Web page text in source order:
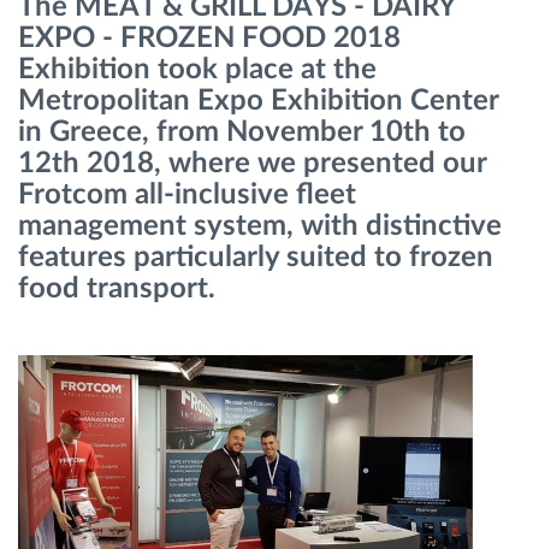
Gestion de carburant
Planification et suivi d'itinéraire
Identification automatique du conducteur
Découvrez toutes les caractéristiques
Comment nous résolvons chaques besoins
d'activité de flotte
Calculatrice d’économies
The MEAT & GRILL DAYS - DAIRY
EXPO - FROZEN FOOD 2018
Exhibition took place at the
Metropolitan Expo Exhibition Center
in Greece, from November 10th to
12th 2018, where we presented our
Frotcom all-inclusive fleet
management system, with distinctive
features particularly suited to frozen
food transport.